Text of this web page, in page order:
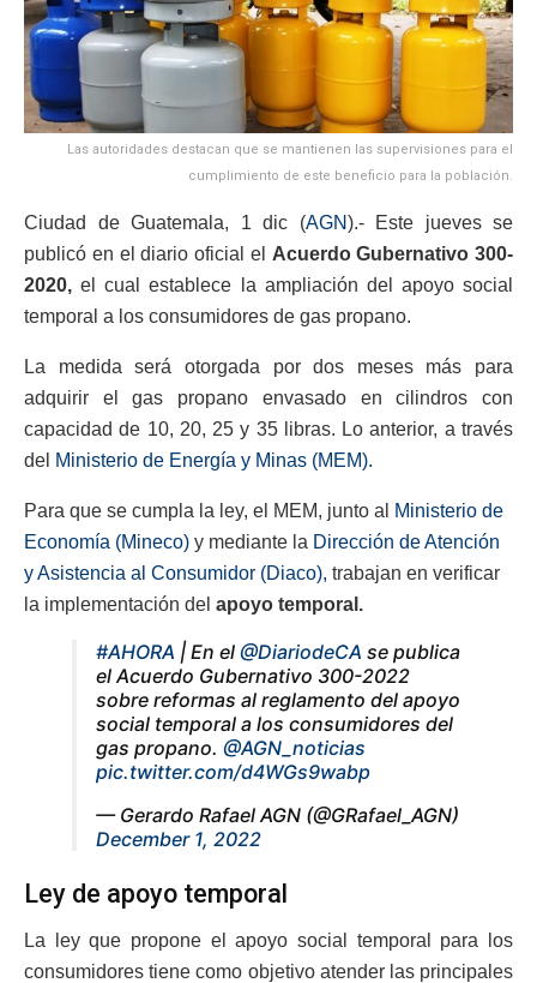
Las autoridades destacan que se mantienen las supervisiones para el
cumplimiento de este beneficio para la población.
Ciudad de Guatemala, 1 dic (AGN).- Este jueves se
publicó en el diario oficial el Acuerdo Gubernativo 300-
2020, el cual establece la ampliación del apoyo social
temporal a los consumidores de gas propano.
La medida será otorgada por dos meses más para
adquirir el gas propano envasado en cilindros con
capacidad de 10, 20, 25 y 35 libras. Lo anterior, a través
del Ministerio de Energía y Minas (MEM).
Para que se cumpla la ley, el MEM, junto al
Ministerio de
Economía (Mineco) y mediante la Dirección de Atención
y Asistencia al Consumidor (Diaco), trabajan en verificar
la implementación del apoyo temporal.
#AHORA | En el @DiariodeCA se publica
el Acuerdo Gubernativo 300-2022
sobre reformas al reglamento del apoyo
social temporal a los consumidores del
gas propano. @AGN_noticias
pic.twitter.com/d4WGs9wabp
— Gerardo Rafael AGN (@GRafael_AGN)
December 1, 2022
Ley de apoyo temporal
La ley que propone el apoyo social temporal para los
consumidores tiene como objetivo atender las principales